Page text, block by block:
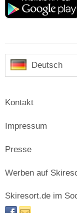
Deutsch
Kontakt
Impressum
Presse
Werben auf
Skiresort.de im